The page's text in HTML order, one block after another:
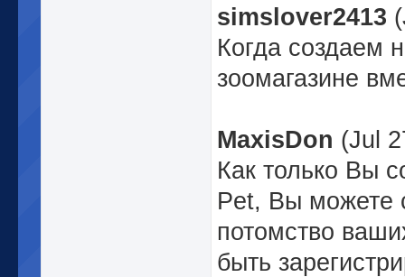
simslover2413
Когда создаем
зоомагазине
MaxisDon (Jul
Как только Вы
Pet, Вы можете
потомство
быть